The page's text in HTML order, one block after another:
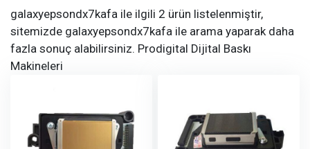
galaxyepsondx7kafa ile ilgili 2 ürün listelenmiştir,
sitemizde galaxyepsondx7kafa ile arama yaparak daha
fazla sonuç alabilirsiniz. Prodigital Dijital Baskı
Makineleri